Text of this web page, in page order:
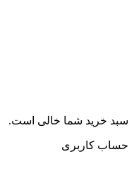
سبد خرید شما خالی است.
حساب کاربری